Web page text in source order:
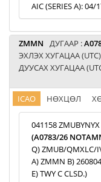
AIC (SERIES A):
ZMMN ДУГААР :
ЭХЛЭХ ХУГАЦАА
ДУУСАХ ХУГАЦАА
ICAO НӨХЦӨЛ
041158 ZMUBYNYX
(A0783/26
Q) ZMUB/QMXLC/
A) ZMMN B)
E) TWY C CLSD.)